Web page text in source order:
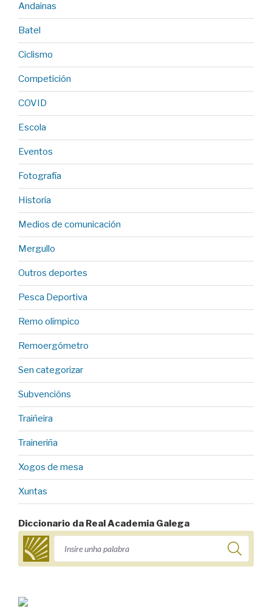
Andainas
Batel
Ciclismo
Competición
COVID
Escola
Eventos
Fotografía
Historia
Medios de comunicación
Mergullo
Outros deportes
Pesca Deportiva
Remo olímpico
Remoergómetro
Sen categorizar
Subvencións
Traiñeira
Traineriña
Xogos de mesa
Xuntas
Diccionario da Real Academia Galega